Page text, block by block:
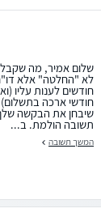
שלום אמיר, מה
חודשי ארכה
שיבחן את הבקשה שלך
תשובה הולמת. ב...
המשך תשובה